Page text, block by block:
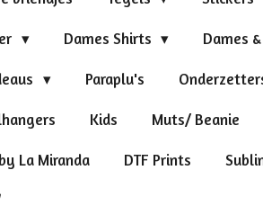
Dames Shirts Dames
Paraplu's
Kids Muts/ Beanie
La Miranda DTF Prints